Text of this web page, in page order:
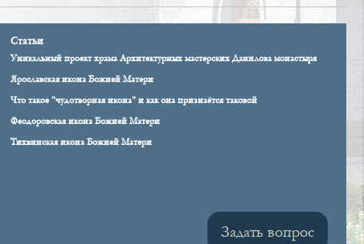
Задать вопрос
Статьи
Уникальный проект храма Архитектурных мастерских Данилова монастыря
Ярославская икона Божией Матери
Что такое "чудотворная икона" и как она признаётся таковой
Феодоровская икона Божией Матери
Тихвинская икона Божией Матери